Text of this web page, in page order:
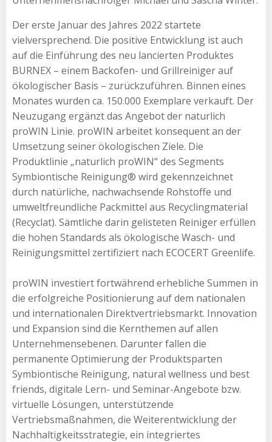
Der erste Januar des Jahres 2022 startete
vielversprechend. Die positive Entwicklung ist auch
auf die Einführung des neu lancierten Produktes
BURNEX – einem Backofen- und Grillreiniger auf
ökologischer Basis – zurückzuführen. Binnen eines
Monates wurden ca. 150.000 Exemplare verkauft. Der
Neuzugang ergänzt das Angebot der naturlich
proWIN Linie. proWIN arbeitet konsequent an der
Umsetzung seiner ökologischen Ziele. Die
Produktlinie „naturlich proWIN“ des Segments
Symbiontische Reinigung® wird gekennzeichnet
durch natürliche, nachwachsende Rohstoffe und
umweltfreundliche Packmittel aus Recyclingmaterial
(Recyclat). Sämtliche darin gelisteten Reiniger erfüllen
die hohen Standards als ökologische Wasch- und
Reinigungsmittel zertifiziert nach ECOCERT Greenlife.
proWIN investiert fortwährend erhebliche Summen in
die erfolgreiche Positionierung auf dem nationalen
und internationalen Direktvertriebsmarkt. Innovation
und Expansion sind die Kernthemen auf allen
Unternehmensebenen. Darunter fallen die
permanente Optimierung der Produktsparten
Symbiontische Reinigung, natural wellness und best
friends, digitale Lern- und Seminar-Angebote bzw.
virtuelle Lösungen, unterstützende
Vertriebsmaßnahmen, die Weiterentwicklung der
Nachhaltigkeitsstrategie, ein integriertes